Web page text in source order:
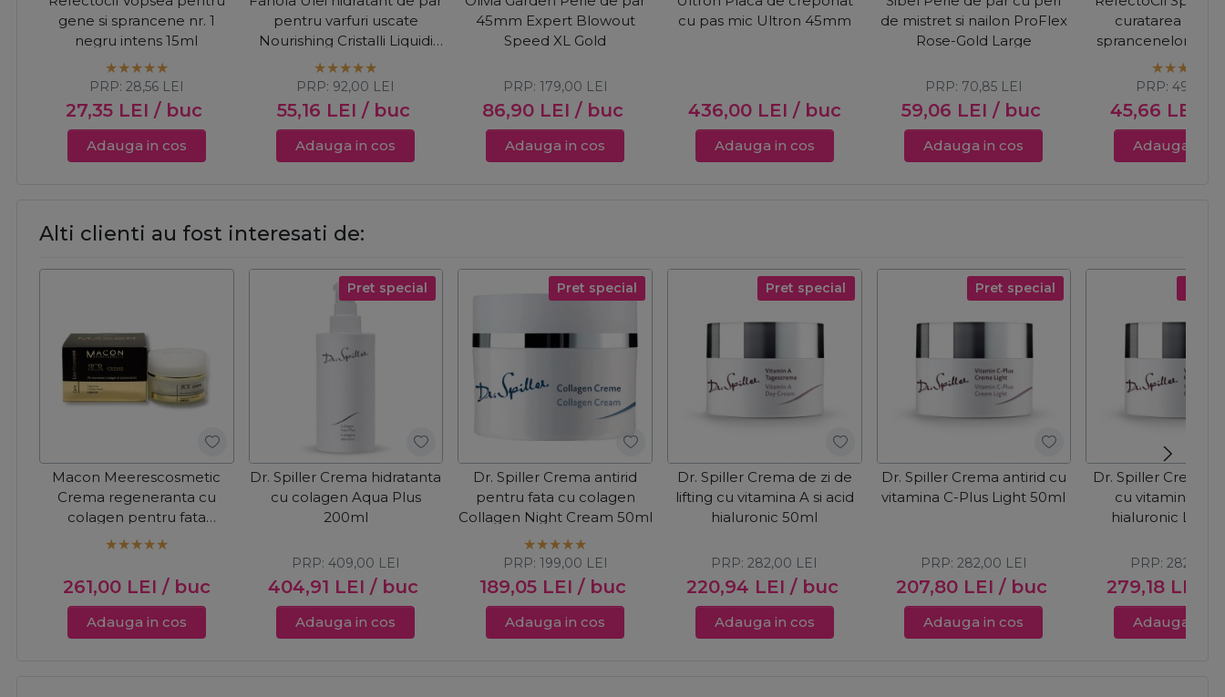
gene si sprancene nr. 1
negru intens 15ml
27,35 LEI / buc
PRP: 28,56 LEI
Adauga in cos
pentru varfuri uscate
Nourishing Cristalli Liquidi
100ml
55,16 LEI / buc
PRP: 92,00 LEI
Adauga in cos
45mm Expert Blowout
Speed XL Gold
86,90 LEI / buc
PRP: 179,00 LEI
Adauga in cos
cu pas mic Ultron 45mm
436,00 LEI / buc
Adauga in cos
de mistret si nailon ProFlex
Rose-Gold Large
59,06 LEI / buc
PRP: 70,85 LEI
Adauga in cos
curatarea
sprancenelor
Foam 45ml
45,66 LEI
PRP:49,71
Adauga in
Alti clienti au fost interesati de:
Macon Meerescosmetic
Crema regeneranta cu
colagen pentru fata
Regenerant Collagen
261,00 LEI / buc
Adauga in cos
Pret special
Dr. Spiller Crema hidratanta
cu colagen Aqua Plus
200ml
404,91 LEI / buc
PRP: 409,00 LEI
Adauga in cos
Pret special
Dr. Spiller Crema antirid
pentru fata cu colagen
Collagen Night Cream 50ml
189,05 LEI / buc
PRP: 199,00 LEI
Adauga in cos
Pret special
Dr. Spiller Crema de zi de
lifting cu vitamina A si acid
hialuronic 50ml
220,94 LEI / buc
PRP:282,00 LEI
Adauga in cos
Pret special
Dr. Spiller Crema antirid cu
vitamina C-Plus Light 50ml
207,80 LEI / buc
PRP: 282,00 LEI
Adauga in cos
Dr. Spiller Crema
cu vitamina A si
hialuronic Light
279,18 LEI
PRP: 282,00
Adauga in